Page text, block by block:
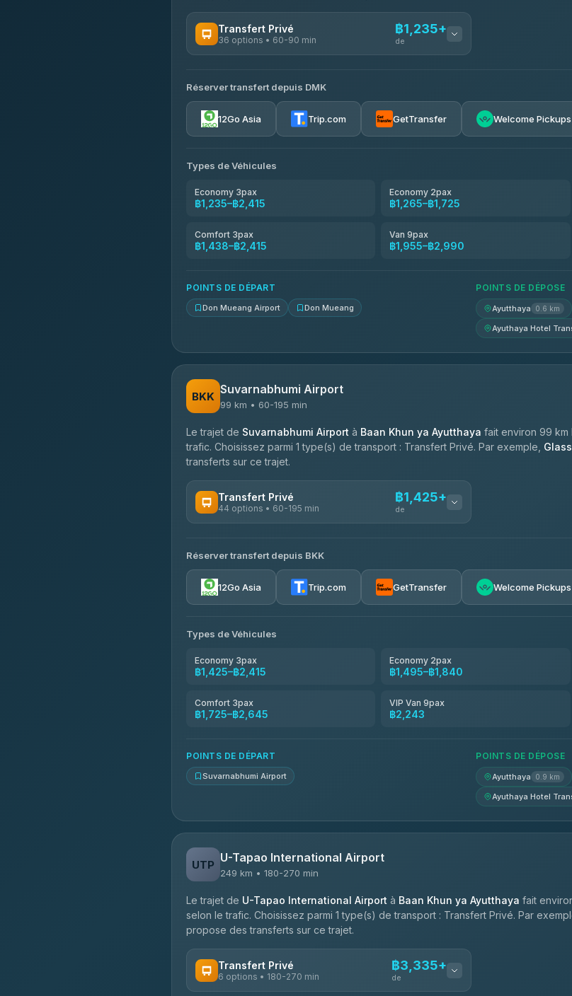
Transfert Privé
36 options • 60-90 min
฿1,235+
de
Firstplan Transport Services
4.72(354)
Khamkhun Tour And Travel ฿1,265-฿1,955
N and T Travel
Réserver transfert depuis DMK
12Go Asia Trip.com GetTransfer Welcome Pickups
Types de Véhicules
Economy 3pax
฿1,235–฿2,415
Economy 2pax
฿1,265–฿1,725
Comfort 3pax
฿1,438–฿2,415
Van 9pax
฿1,955–฿2,990
POINTS DE DÉPART
Don Mueang Airport Don Mueang
POINTS DE DÉPOSE
Ayutthaya 0.6 km
Ayuthaya Hotel
BKK Suvarnabhumi Airport
99 km • 60-195 min
Le trajet de Suvarnabhumi Airport à Baan Khun ya Ayutthaya fait environ 99 km
trafic. Choisissez parmi 1 type(s) de transport : Transfert Privé. Par exemple,
transferts sur ce trajet.
Transfert Privé
44 options • 60-195 min
฿1,425+
de
Firstplan Transport Services
4.72(354)
Khamkhun Tour And Travel ฿1,495-฿2,300
Smile On Transport
Réserver transfert depuis BKK
12Go Asia Trip.com GetTransfer Welcome Pickups
Types de Véhicules
Economy 3pax
฿1,425–฿2,415
Economy 2pax
฿1,495–฿1,840
Comfort 3pax
฿1,725–฿2,645
VIP Van 9pax
฿2,243
POINTS DE DÉPART
Suvarnabhumi Airport
POINTS DE DÉPOSE
Ayutthaya 0.9 km
Ayuthaya Hotel
UTP U-Tapao International Airport
249 km • 180-270 min
Le trajet de U-Tapao International Airport à Baan Khun ya Ayutthaya fait
selon le trafic. Choisissez parmi 1 type(s) de transport : Transfert Privé. Par
propose des transferts sur ce trajet.
Transfert Privé
6 options • 180-270 min
฿3,335+
de